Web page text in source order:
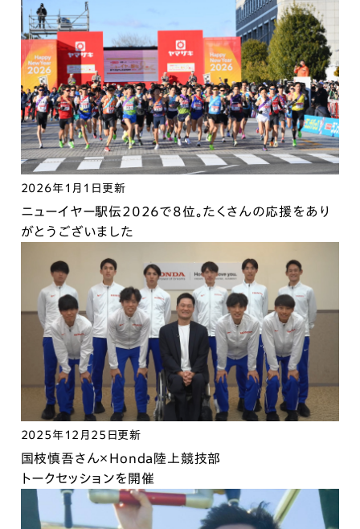
2026年1月1日更新
ニューイヤー駅伝2026で8位。たくさんの応援をあり
がとうございました
2025年12月25日更新
国枝慎吾さん×Honda陸上競技部
トークセッションを開催